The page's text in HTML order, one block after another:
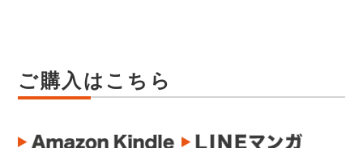
ご購入はこちら